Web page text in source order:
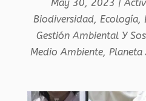
May 30, 2023 |
Biodiversidad,Ecología,
Gestión Ambiental Y
Medio Ambiente,Planeta